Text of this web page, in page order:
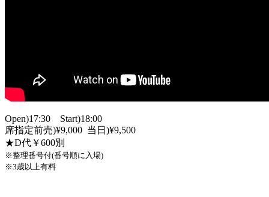
Open)17:30 Start)18:00
席指定前売)¥9,000 当日)¥9,500
★D代￥600別
※整理番号付(番号順に入場)
※3歳以上有料